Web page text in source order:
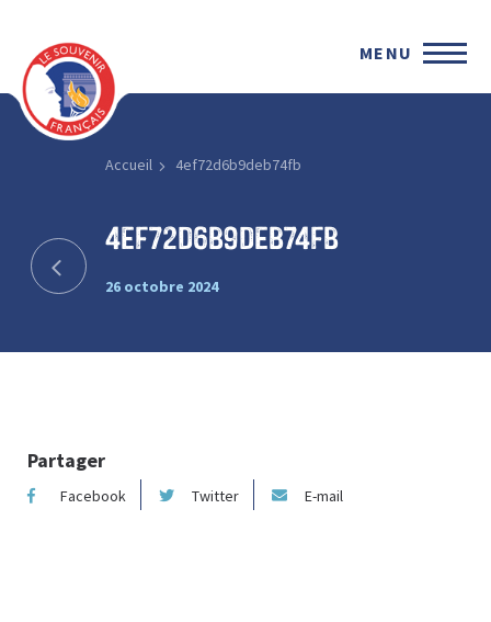
MENU
Accueil 4ef72d6b9deb74fb
4ef72d6b9deb74fb
26 octobre 2024
Partager
Facebook Twitter E-mail